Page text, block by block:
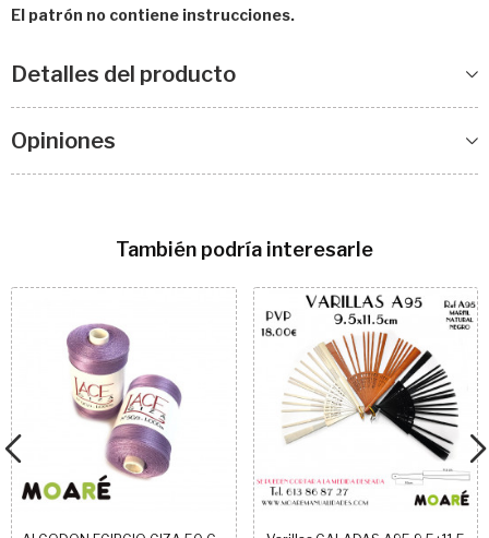
El patrón no contiene instrucciones.
Detalles del producto
Opiniones
También podría interesarle